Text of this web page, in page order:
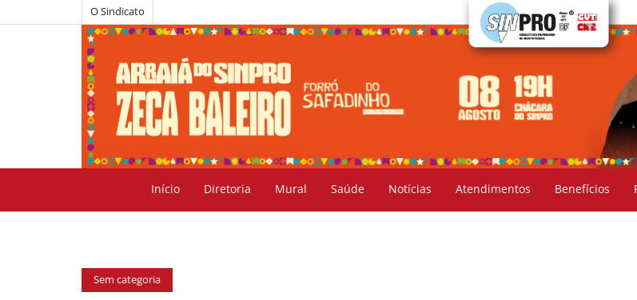
O Sindicato
Início Diretoria Mural Saúde Notícias Atendimentos Benefícios
Sem categoria